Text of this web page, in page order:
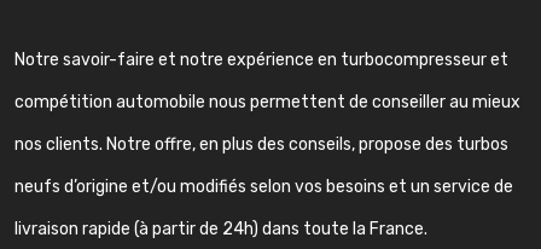
Notre savoir-faire et notre expérience en turbocompresseur et
compétition automobile nous permettent de conseiller au mieux
nos clients. Notre offre, en plus des conseils, propose des turbos
neufs d’origine et/ou modifiés selon vos besoins et un service de
livraison rapide (à partir de 24h) dans toute la France.